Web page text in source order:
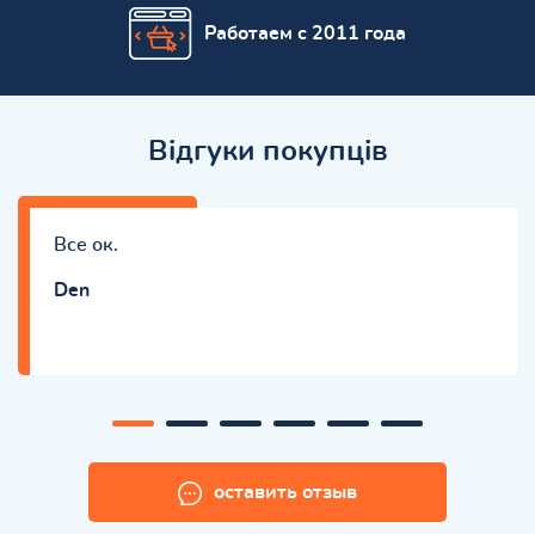
Работаем с 2011 года
Відгуки покупців
Все ок.
Den
оставить отзыв